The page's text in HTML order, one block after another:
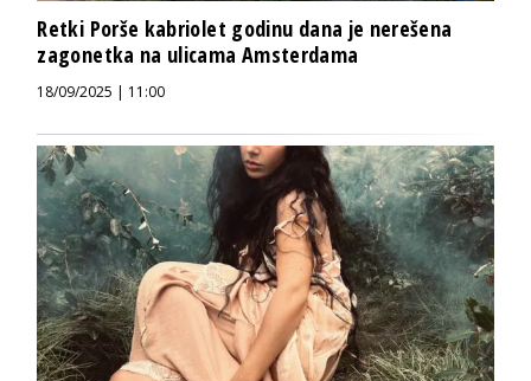
Retki Porše kabriolet godinu dana je nerešena
zagonetka na ulicama Amsterdama
18/09/2025 | 11:00